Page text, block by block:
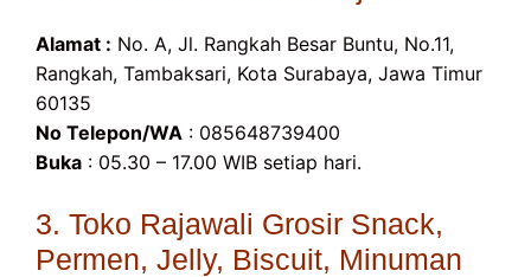
Alamat : No. A, Jl. Rangkah Besar Buntu, No.11,
Rangkah, Tambaksari, Kota Surabaya, Jawa Timur
60135
No Telepon/WA : 085648739400
Buka : 05.30 – 17.00 WIB setiap hari.
3. Toko Rajawali Grosir Snack,
Permen, Jelly, Biscuit, Minuman